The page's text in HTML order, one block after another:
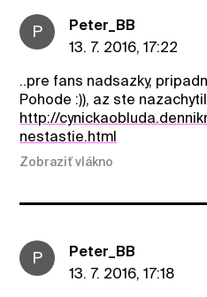
P
Peter_BB
13. 7. 2016, 17:22
..pre fans nadsazky,
Pohode :)), az ste
http://
nestastie.html
Zobraziť vlákno
P
Peter_BB
13. 7. 2016, 17:18